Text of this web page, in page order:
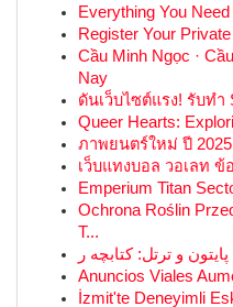
Everything You
Register Your
Cầu Minh Ngọc ·
Nay
ดันเว็บไซต์แรง! รับท
Queer Hearts:
ภาพยนตร์ใหม่ ปี
เว็บแทงบอล วอเลท
Emperium Titan
Ochrona Roślin
T...
Anuncios Viales
İzmit'te Deneyimli